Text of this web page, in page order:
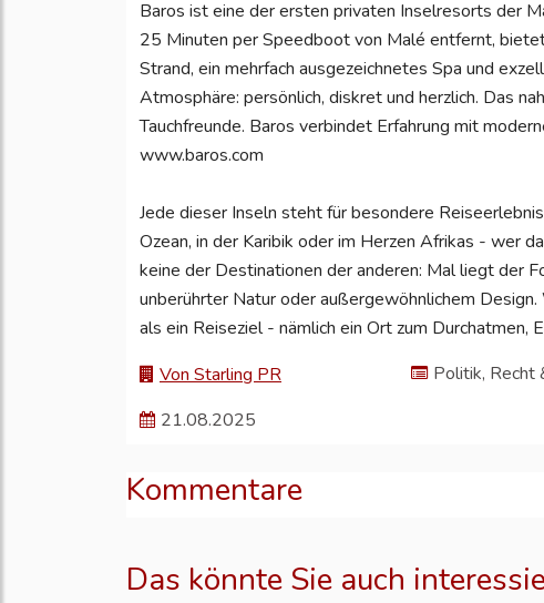
Baros ist eine der ersten privaten Inselresorts der
25 Minuten per Speedboot von Malé entfernt,
Strand, ein mehrfach ausgezeichnetes Spa und
Atmosphäre: persönlich, diskret und herzlich. Das
Tauchfreunde. Baros verbindet Erfahrung mit
www.baros.com
Jede dieser Inseln steht für besondere
Ozean, in der Karibik oder im Herzen Afrikas - wer
keine der Destinationen der anderen: Mal liegt der
unberührter Natur oder außergewöhnlichem
als ein Reiseziel - nämlich ein Ort zum Durchatmen,
Von Starling PR
Politik, Recht
21.08.2025
Kommentare
Das könnte Sie auch